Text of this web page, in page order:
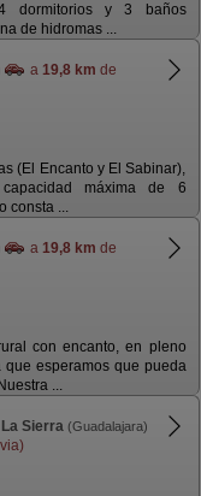
dormitorios y 3 baños
de hidromas ...
a 19,8 km de
(El Encanto y El Sabinar),
máxima de 6
consta ...
a 19,8 km de
con encanto, en pleno
esperamos que pueda
...
Sierra (Guadalajara)